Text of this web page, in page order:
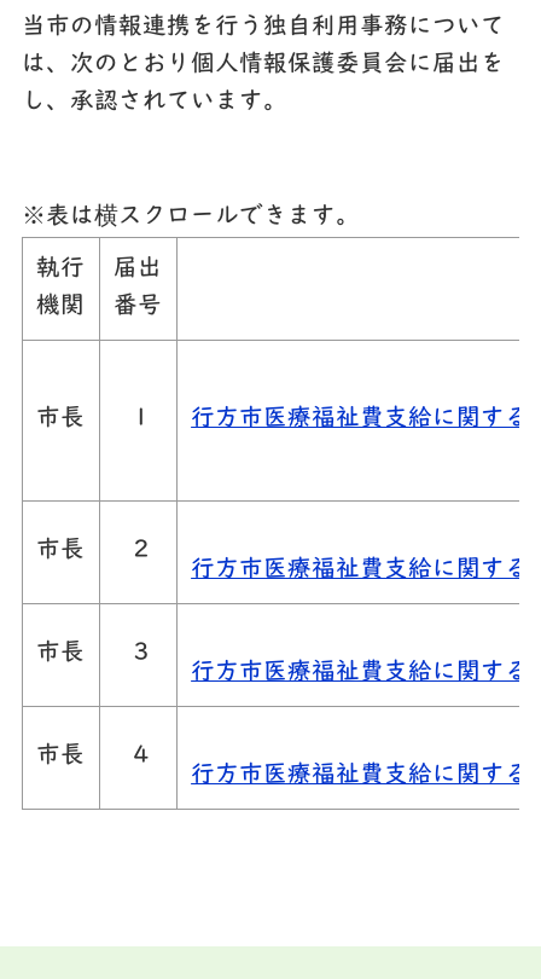
当市の情報連携を行う独自利用事務について
は、次のとおり個人情報保護委員会に届出を
し、承認されています。
※表は横スクロールできます。
執行
機関
届出
番号
市長 １ 行方市医療福祉費支給に関す
市長
２
行方市医療福祉費支給に関す
市長
３
行方市医療福祉費支給に関す
市長
４
行方市医療福祉費支給に関す